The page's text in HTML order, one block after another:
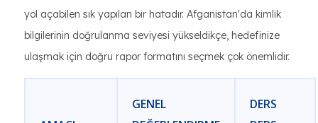
yol açabilen sık yapılan bir hatadır. Afganistan'da kimlik
bilgilerinin doğrulanma seviyesi yükseldikçe, hedefinize
ulaşmak için doğru rapor formatını seçmek çok önemlidir.
GENEL
DERS